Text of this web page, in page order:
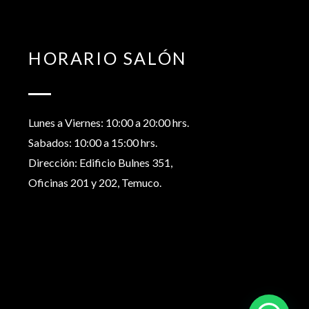
HORARIO SALÓN
Lunes a Viernes: 10:00 a 20:00 hrs.
Sabados: 10:00 a 15:00 hrs.
Dirección: Edificio Bulnes 351,
Oficinas 201 y 202, Temuco.